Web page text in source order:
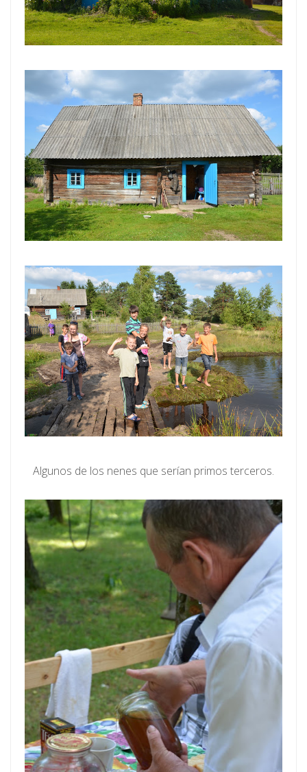
Algunos de los nenes que serían primos terceros.